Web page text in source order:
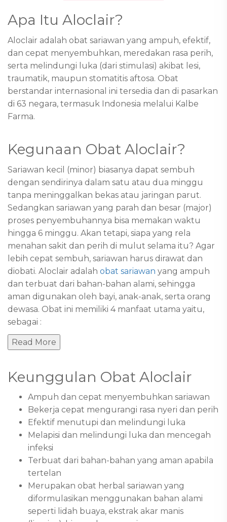
Apa Itu Aloclair?
Aloclair adalah obat sariawan yang ampuh, efektif,
dan cepat menyembuhkan, meredakan rasa perih,
serta melindungi luka (dari stimulasi) akibat lesi,
traumatik, maupun stomatitis aftosa. Obat
berstandar internasional ini tersedia dan di pasarkan
di 63 negara, termasuk Indonesia melalui Kalbe
Farma.
Kegunaan Obat Aloclair?
Sariawan kecil (minor) biasanya dapat sembuh
dengan sendirinya dalam satu atau dua minggu
tanpa meninggalkan bekas atau jaringan parut.
Sedangkan sariawan yang parah dan besar (major)
proses penyembuhannya bisa memakan waktu
hingga 6 minggu. Akan tetapi, siapa yang rela
menahan sakit dan perih di mulut selama itu? Agar
lebih cepat sembuh, sariawan harus dirawat dan
diobati. Aloclair adalah obat sariawan yang ampuh
dan terbuat dari bahan-bahan alami, sehingga
aman digunakan oleh bayi, anak-anak, serta orang
dewasa. Obat ini memiliki 4 manfaat utama yaitu,
sebagai :
Read More
Keunggulan Obat Aloclair
Ampuh dan cepat menyembuhkan sariawan
Bekerja cepat mengurangi rasa nyeri dan perih
Efektif menutupi dan melindungi luka
Melapisi dan melindungi luka dan mencegah
infeksi
Terbuat dari bahan-bahan yang aman apabila
tertelan
Merupakan obat herbal sariawan yang
diformulasikan menggunakan bahan alami
seperti lidah buaya, ekstrak akar manis